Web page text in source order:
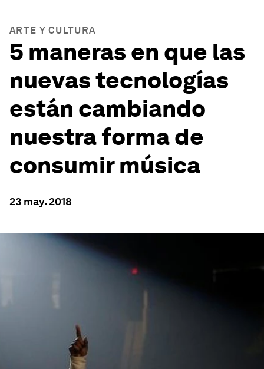
ARTE Y CULTURA
5 maneras en que las
nuevas tecnologías
están cambiando
nuestra forma de
consumir música
23 may. 2018